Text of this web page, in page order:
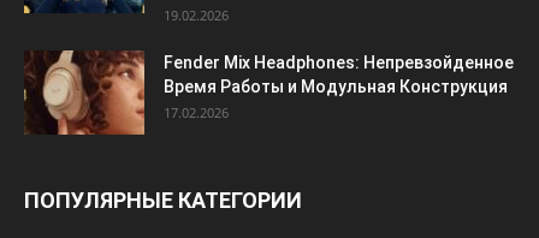
19.02.2026
Fender Mix Headphones: Непревзойденное
Время Работы и Модульная Конструкция
17.02.2026
ПОПУЛЯРНЫЕ КАТЕГОРИИ